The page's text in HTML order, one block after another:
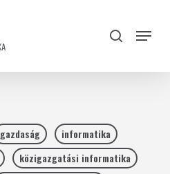
search
Menu
gazdaság
informatika
közigazgatási informatika
Close